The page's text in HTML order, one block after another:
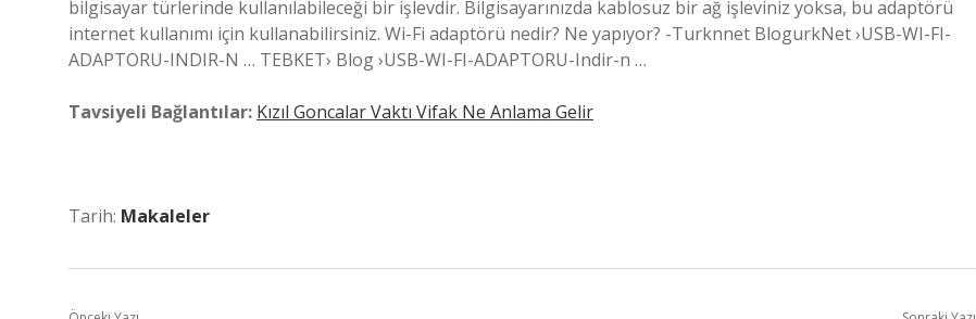
bilgisayar türlerinde kullanılabileceği bir işlevdir. Bilgisayarınızda kablosuz bir ağ işleviniz yoksa, bu adaptörü
internet kullanımı için kullanabilirsiniz. Wi-Fi adaptörü nedir? Ne yapıyor? -Turknnet BlogurkNet ›USB-WI-FI-
ADAPTORU-INDIR-N … TEBKET› Blog ›USB-WI-FI-ADAPTORU-Indir-n …
Tavsiyeli Bağlantılar: Kızıl Goncalar Vaktı Vifak Ne Anlama Gelir
Tarih: Makaleler